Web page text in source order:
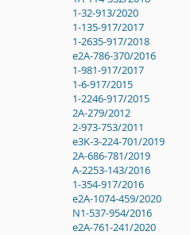
1-32-913/2020
1-135-917/2017
1-2635-917/2018
e2A-786-370/2016
1-981-917/2017
1-6-917/2015
1-2246-917/2015
2A-279/2012
2-973-753/2011
e3K-3-224-701/2019
2A-686-781/2019
A-2253-143/2016
1-354-917/2016
e2A-1074-459/2020
N1-537-954/2016
e2A-761-241/2020